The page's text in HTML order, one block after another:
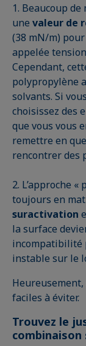
1. Beaucoup
une valeur de
(38 mN/m)
appelée
Cependant,
polypropylène
solvants. Si
choisissez des
que vous vous
remettre en
rencontrer des
2. L’approche
toujours en
suractivation
la surface
incompatibilité
instable sur le
faciles à éviter.
Trouvez le